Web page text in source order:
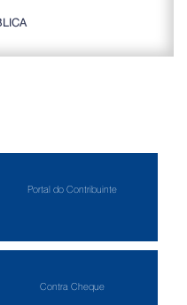
Portal do Contribuinte
Contra Cheque